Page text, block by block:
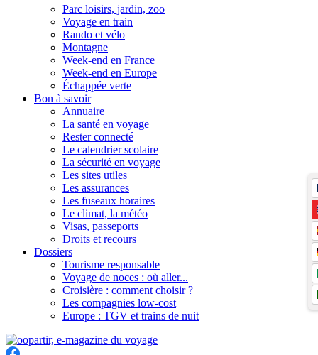
Parc loisirs, jardin, zoo
Voyage en train
Rando et vélo
Montagne
Week-end en France
Week-end en Europe
Échappée verte
Bon à savoir
Annuaire
La santé en voyage
Rester connecté
Le calendrier scolaire
La sécurité en voyage
Les sites utiles
Les assurances
Les fuseaux horaires
Le climat, la météo
Visas, passeports
Droits et recours
Dossiers
Tourisme responsable
Voyage de noces : où aller...
Croisière : comment choisir ?
Les compagnies low-cost
Europe : TGV et trains de nuit